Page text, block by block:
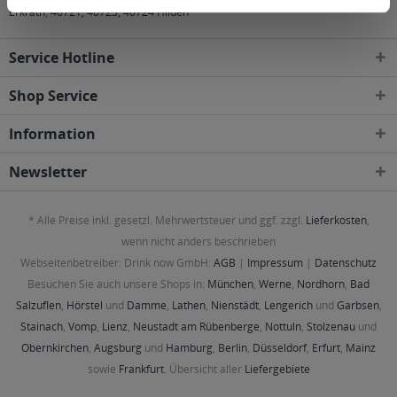
Erkrath,40721, 40723, 40724 Hilden
Service Hotline
Shop Service
Information
Newsletter
* Alle Preise inkl. gesetzl. Mehrwertsteuer und ggf. zzgl. Lieferkosten,
wenn nicht anders beschrieben
Webseitenbetreiber: Drink now GmbH: AGB | Impressum | Datenschutz
Besuchen Sie auch unsere Shops in: München, Werne, Nordhorn, Bad
Salzuflen, Hörstel und Damme, Lathen, Nienstädt, Lengerichund Garbsen,
Stainach, Vomp, Lienz, Neustadt am Rübenberge, Nottuln, Stolzenau und
Obernkirchen, Augsburg und Hamburg, Berlin, Düsseldorf, Erfurt, Mainz
sowie Frankfurt. Übersicht aller Liefergebiete